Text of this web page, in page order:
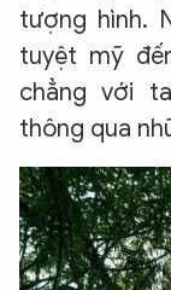
tượng hình.
tuyệt mỹ
chẳng với
thông qua